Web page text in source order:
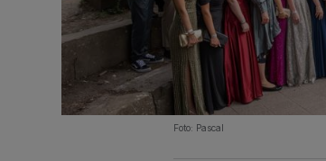
Foto: Pascal